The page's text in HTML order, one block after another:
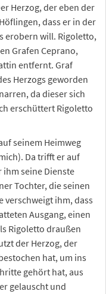
Herzog, der eben der
dass er in der
erobern will. Rigoletto,
Grafen Ceprano,
entfernt. Graf
Herzogs geworden
da dieser sich
erschüttert Rigoletto
seinem Heimweg
Da trifft er auf
seine Dienste
Tochter, die seinen
verschweigt ihm, dass
Ausgang, einen
Rigoletto draußen
der Herzog, der
hat, um ins
gehört hat, aus
gelauscht und